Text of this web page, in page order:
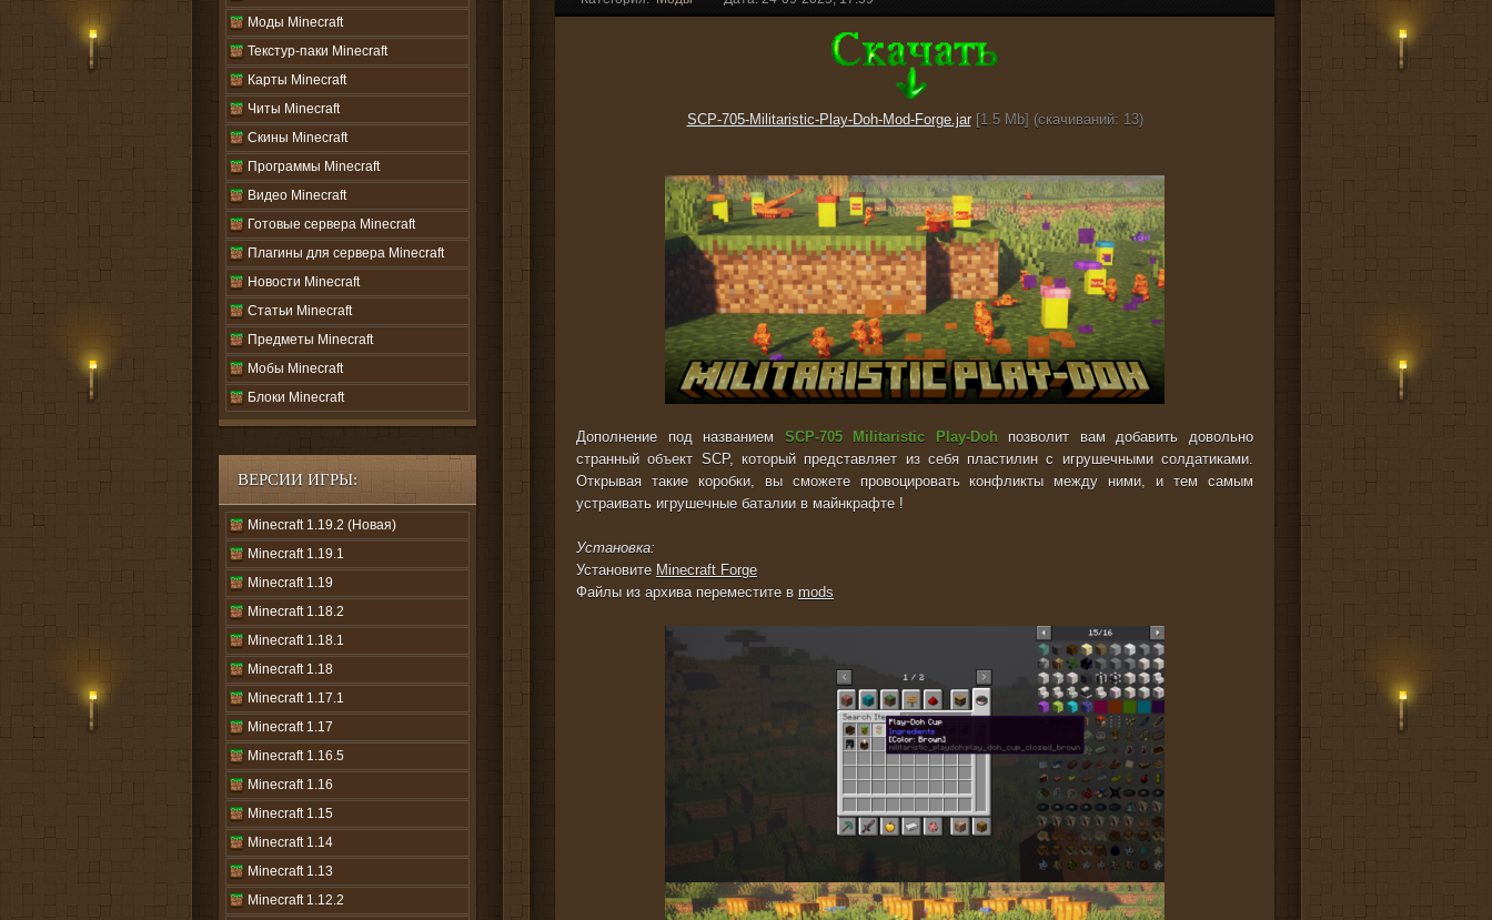
Моды Minecraft
Текстур-паки Minecraft
Карты Minecraft
Читы Minecraft
Скины Minecraft
Программы Minecraft
Видео Minecraft
Готовые сервера Minecraft
Плагины для сервера Minecraft
Новости Minecraft
Статьи Minecraft
Предметы Minecraft
Мобы Minecraft
Блоки Minecraft
ВЕРСИИ ИГРЫ:
Minecraft 1.19.2 (Новая)
Minecraft 1.19.1
Minecraft 1.19
Minecraft 1.18.2
Minecraft 1.18.1
Minecraft 1.18
Minecraft 1.17.1
Minecraft 1.17
Minecraft 1.16.5
Minecraft 1.16
Minecraft 1.15
Minecraft 1.14
Minecraft 1.13
Minecraft 1.12.2
SCP-705-Militaristic-Play-Doh-Mod-Forge.jar[1.5 Mb] (cкачиваний: 13)
Дополнение под названием SCP-705 Militaristic Play-Doh позволит вам добавить довольно
странный объект SCP, который представляет из себя пластилин с игрушечными солдатиками.
Открывая такие коробки, вы сможете провоцировать конфликты между ними, и тем самым
устраивать игрушечные баталии в майнкрафте !
Установка:
Установите Minecraft Forge
Файлы из архива переместите в mods